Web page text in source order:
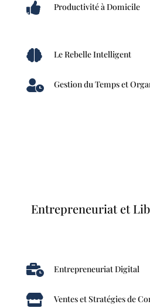
 Productivité à Domicile
 Le Rebelle Intelligent
 Gestion du Temps et
Entrepreneuriat et
 Entrepreneuriat Digital
 Ventes et Stratégies de